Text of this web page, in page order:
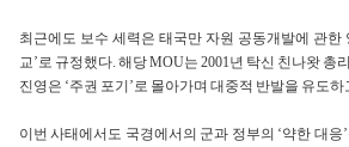
최근에도 보수 세력은 태국만 자원 공동개발에 관
교’로 규정했다. 해당 MOU는 2001년 탁신 친나왓
진영은 ‘주권 포기’로 몰아가며 대중적 반발을 유도하
이번 사태에서도 국경에서의 군과 정부의 ‘약한 대